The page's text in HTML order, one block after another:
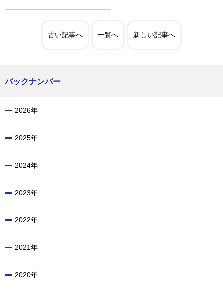
古い記事へ 一覧へ 新しい記事へ
バックナンバー
2026年
2025年
2024年
2023年
2022年
2021年
2020年